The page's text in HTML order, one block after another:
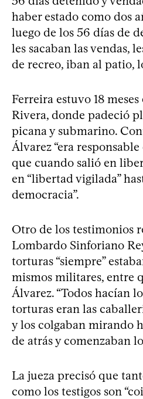
haber estado como dos
luego de los 56 días de
les sacaban las vendas,
de recreo, iban al patio,
Ferreira estuvo 18
Rivera, donde padeció
picana y submarino.
Álvarez “era
que cuando salió en
en “libertad vigilada”
democracia”.
Otro de los testimonios
Lombardo Sinforiano
torturas “siempre”
mismos militares, entre
Álvarez. “Todos hacían
torturas eran las
y los colgaban mirando
de atrás y comenzaban
La jueza precisó que
como los testigos son